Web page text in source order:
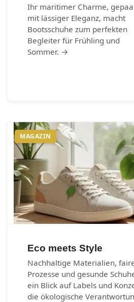
Ihr maritimer Charme,
mit lässiger Eleganz, macht
Bootsschuhe zum perfekten
Begleiter für Frühling und
Sommer. →
MAGAZIN
Eco meets Style
Nachhaltige Materialien,
Prozesse und gesunde
ein Blick auf Labels und
die ökologische